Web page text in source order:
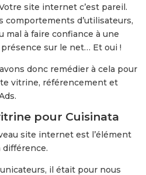
site internet c’est pareil.
comportements d’utilisateurs,
mal à faire confiance à une
sur le net… Et oui !
donc remédier à cela pour
vitrine, référencement et
pour Cuisinata
site internet est l’élément
il était pour nous